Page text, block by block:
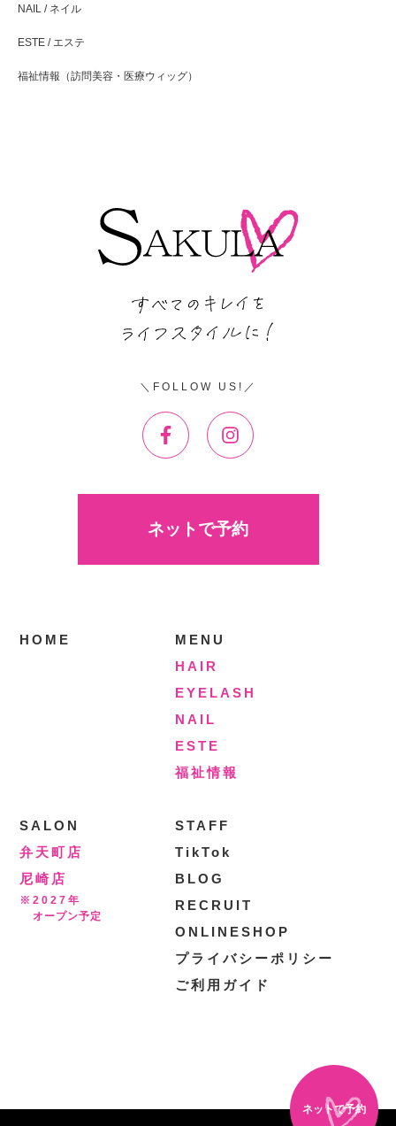
ネットで予約
NAIL / ネイル
ESTE / エステ
福祉情報（訪問美容・医療ウィッグ）
FOLLOW US!
ネットで予約
HOME
MENU
HAIR
EYELASH
NAIL
ESTE
福祉情報
SALON
弁天町店
尼崎店
※2027年
オープン予定
STAFF
TikTok
BLOG
RECRUIT
ONLINESHOP
プライバシーポリシー
ご利用ガイド